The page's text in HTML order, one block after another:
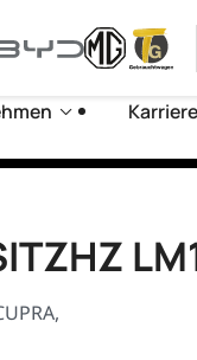
Karriere